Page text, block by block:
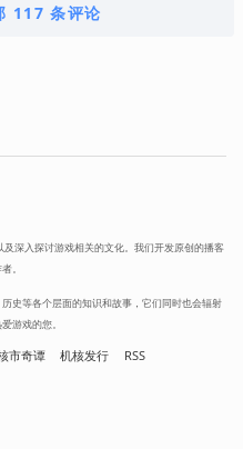
117 条评论
深入探讨游戏相关的文化。我们开发原创的播客
。
史等各个层面的知识和故事，它们同时也会辐射
游戏的您。
市奇谭 机核发行 RSS